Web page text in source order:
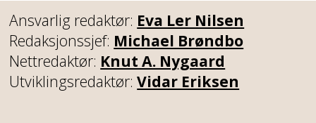
Ansvarlig redaktør: Eva Ler Nilsen
Redaksjonssjef: Michael Brøndbo
Nettredaktør: Knut A. Nygaard
Utviklingsredaktør:Vidar Eriksen